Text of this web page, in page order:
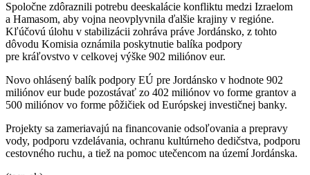
Spoločne zdôraznili potrebu deeskalácie konfliktu medzi Izraelom
a Hamasom, aby vojna neovplyvnila ďalšie krajiny v regióne.
Kľúčovú úlohu v stabilizácii zohráva práve Jordánsko, z tohto
dôvodu Komisia oznámila poskytnutie balíka podpory
pre kráľovstvo v celkovej výške 902 miliónov eur.
Novo ohlásený balík podpory EÚ pre Jordánsko v hodnote 902
miliónov eur bude pozostávať zo 402 miliónov vo forme grantov a
500 miliónov vo forme pôžičiek od Európskej investičnej banky.
Projekty sa zameriavajú na financovanie odsoľovania a prepravy
vody, podporu vzdelávania, ochranu kultúrneho dedičstva, podporu
cestovného ruchu, a tiež na pomoc utečencom na území Jordánska.